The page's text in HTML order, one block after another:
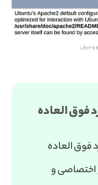
و دبیان
فوق العاده
فوق العاده
اختصاصی و